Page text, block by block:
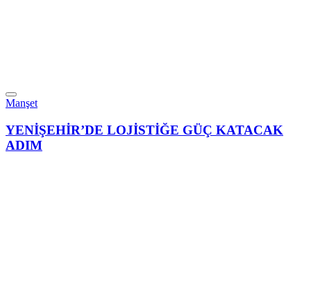
Manşet
YENİŞEHİR’DE LOJİSTİĞE GÜÇ KATACAK
ADIM